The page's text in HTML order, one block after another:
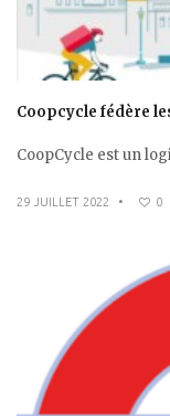
Coopcycle fédère
CoopCycle est un
29 JUILLET 2022 • 0